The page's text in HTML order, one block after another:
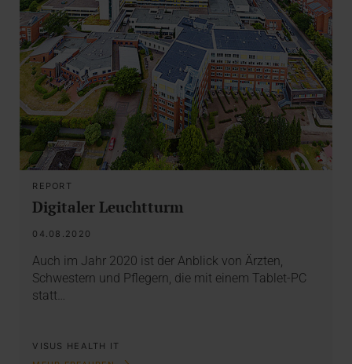
REPORT
Digitaler Leuchtturm
04.08.2020
Auch im Jahr 2020 ist der Anblick von Ärzten,
Schwestern und Pflegern, die mit einem Tablet-PC
statt…
VISUS HEALTH IT